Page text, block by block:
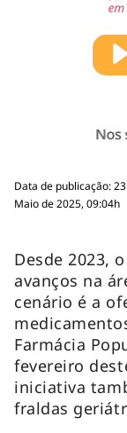
Data de publicação:
Maio de 2025, 09:04h
Desde 2023,
avanços na
cenário é a
Farmácia
fevereiro
iniciativa
fraldas